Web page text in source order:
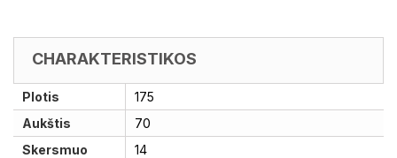
CHARAKTERISTIKOS
Plotis
175
Aukštis
70
Skersmuo
14